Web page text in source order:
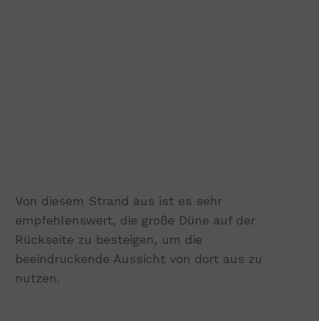
Von diesem Strand aus ist es sehr
empfehlenswert, die große Düne auf der
Rückseite zu besteigen, um die
beeindruckende Aussicht von dort aus zu
nutzen.